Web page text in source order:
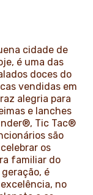
cidade de
é uma das
doces do
vendidas em
alegria para
e lanches
Tic Tac®
são
os
familiar do
é
no